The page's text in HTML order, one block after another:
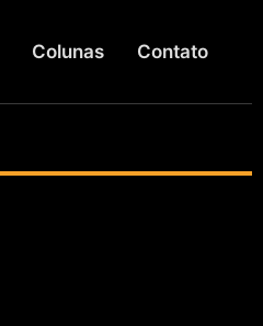
Colunas Contato